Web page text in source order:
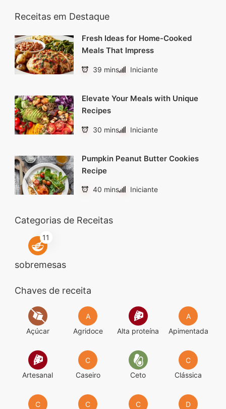
Receitas em Destaque
Fresh Ideas for Home-Cooked
Meals That Impress
39 mins Iniciante
Elevate Your Meals with Unique
Recipes
30 mins Iniciante
Pumpkin Peanut Butter Cookies
Recipe
40 mins Iniciante
Categorias de Receitas
11
sobremesas
Chaves de receita
Açúcar
A
Agridoce
Alta proteína
A
Apimentada
Artesanal
C
Caseiro
Ceto
C
Clássica
C
C
C
D